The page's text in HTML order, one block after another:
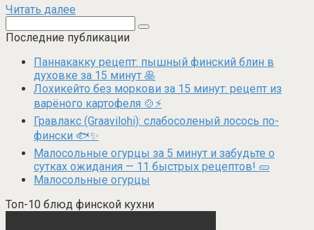
Читать далее
Последние публикации
Паннакакку рецепт: пышный финский блин в
духовке за 15 минут 🥞
Лохикейто без моркови за 15 минут: рецепт из
варёного картофеля 🍲⚡
Гравлакс (Graavilohi): слабосоленый лосось по-
фински 🐟✨
Малосольные огурцы за 5 минут и забудьте о
сутках ожидания — 11 быстрых рецептов! 🥒
Малосольные огурцы
Топ-10 блюд финской кухни